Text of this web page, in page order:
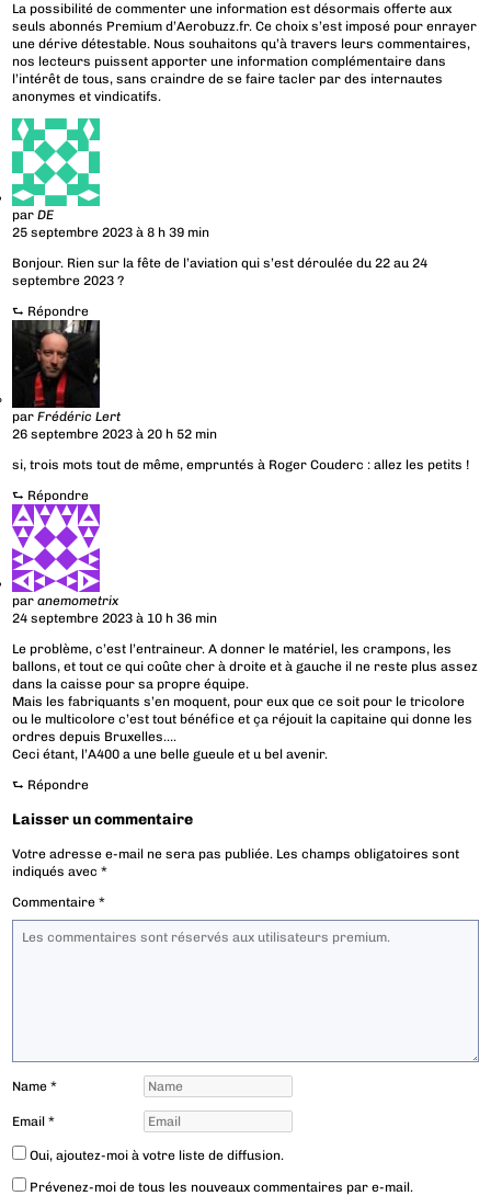
La possibilité de commenter une information est désormais offerte aux
seuls abonnés Premium d’Aerobuzz.fr. Ce choix s’est imposé pour enrayer
une dérive détestable. Nous souhaitons qu’à travers leurs commentaires,
nos lecteurs puissent apporter une information complémentaire dans
l’intérêt de tous, sans craindre de se faire tacler par des internautes
anonymes et vindicatifs.
parDE
25 septembre 2023 à 8 h 39 min
Bonjour. Rien sur la fête de l’aviation qui s’est déroulée du 22 au 24
septembre 2023 ?
⮑ Répondre
parFrédéric Lert
26 septembre 2023 à 20 h 52 min
si, trois mots tout de même, empruntés à Roger Couderc : allez les petits !
⮑ Répondre
paranemometrix
24 septembre 2023 à 10 h 36 min
Le problème, c’est l’entraineur. A donner le matériel, les crampons, les
ballons, et tout ce qui coûte cher à droite et à gauche il ne reste plus assez
dans la caisse pour sa propre équipe.
Mais les fabriquants s’en moquent, pour eux que ce soit pour le tricolore
ou le multicolore c’est tout bénéfice et ça réjouit la capitaine qui donne les
ordres depuis Bruxelles….
Ceci étant, l’A400 a une belle gueule et u bel avenir.
⮑ Répondre
Laisser un commentaire
Votre adresse e-mail ne sera pas publiée. Les champs obligatoires sont
indiqués avec*
Commentaire*
Name*
Email*
Oui, ajoutez-moi à votre liste de diffusion.
Prévenez-moi de tous les nouveaux commentaires par e-mail.